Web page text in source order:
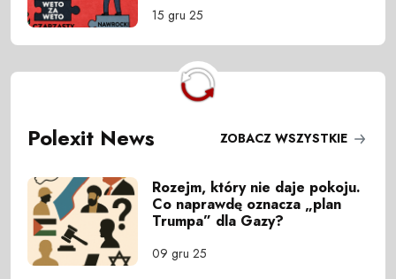
15 gru 25
Polexit News ZOBACZ WSZYSTKIE
Rozejm, który nie daje pokoju.
Co naprawdę oznacza „plan
Trumpa” dla Gazy?
09 gru 25